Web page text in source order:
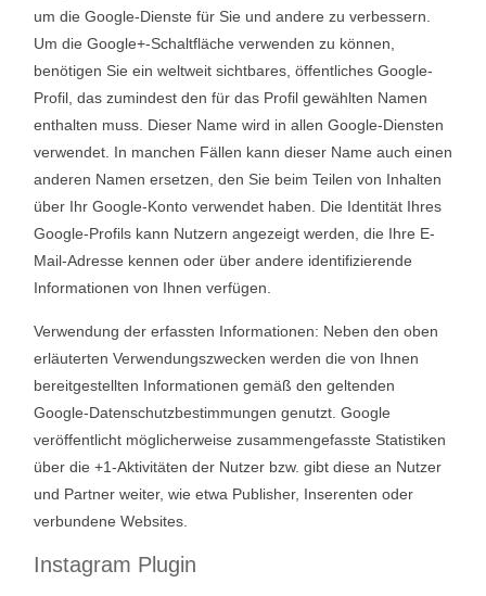
um die Google-Dienste für Sie und andere zu verbessern.
Um die Google+-Schaltfläche verwenden zu können,
benötigen Sie ein weltweit sichtbares, öffentliches Google-
Profil, das zumindest den für das Profil gewählten Namen
enthalten muss. Dieser Name wird in allen Google-Diensten
verwendet. In manchen Fällen kann dieser Name auch einen
anderen Namen ersetzen, den Sie beim Teilen von Inhalten
über Ihr Google-Konto verwendet haben. Die Identität Ihres
Google-Profils kann Nutzern angezeigt werden, die Ihre E-
Mail-Adresse kennen oder über andere identifizierende
Informationen von Ihnen verfügen.
Verwendung der erfassten Informationen: Neben den oben
erläuterten Verwendungszwecken werden die von Ihnen
bereitgestellten Informationen gemäß den geltenden
Google-Datenschutzbestimmungen genutzt. Google
veröffentlicht möglicherweise zusammengefasste Statistiken
über die +1-Aktivitäten der Nutzer bzw. gibt diese an Nutzer
und Partner weiter, wie etwa Publisher, Inserenten oder
verbundene Websites.
Instagram Plugin